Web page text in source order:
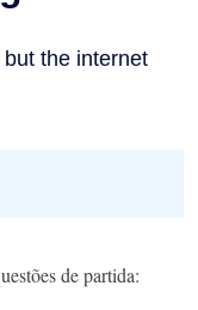
de partida:​